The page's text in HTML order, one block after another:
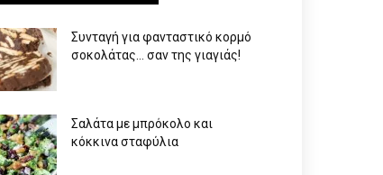
Συνταγή για φανταστικό κορμό
σοκολάτας… σαν της γιαγιάς!
Σαλάτα με μπρόκολο και
κόκκινα σταφύλια